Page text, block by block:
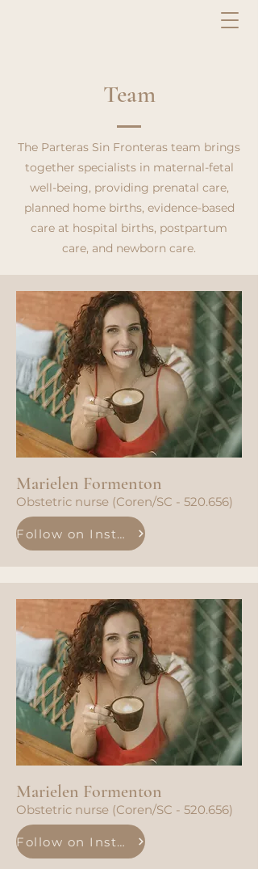
Team
The Parteras Sin Fronteras team brings
together specialists in maternal-fetal
well-being, providing prenatal care,
planned home births, evidence-based
care at hospital births, postpartum
care, and newborn care.
Marielen Formenton
Obstetric nurse (Coren/SC - 520.656)
Follow on Instagram
Marielen Formenton
Obstetric nurse (Coren/SC - 520.656)
Follow on Instagram